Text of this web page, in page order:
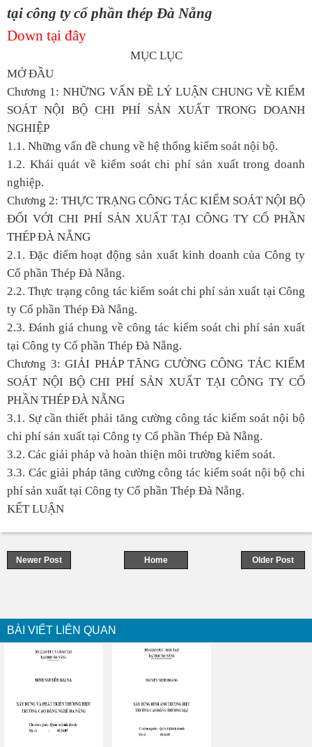
tại công ty cổ phần thép Đà Nẵng
Down tại đây
MỤC LỤC
MỞ ĐẦU
Chương 1: NHỮNG VẤN ĐỀ LÝ LUẬN CHUNG VỀ KIỂM
SOÁT NỘI BỘ CHI PHÍ SẢN XUẤT TRONG DOANH
NGHIỆP
1.1. Những vấn đề chung về hệ thống kiểm soát nội bộ.
1.2. Khái quát về kiểm soát chi phí sản xuất trong doanh
nghiệp.
Chương 2: THỰC TRẠNG CÔNG TÁC KIỂM SOÁT NỘI BỘ
ĐỐI VỚI CHI PHÍ SẢN XUẤT TẠI CÔNG TY CỔ PHẦN
THÉP ĐÀ NẴNG
2.1. Đặc điểm hoạt động sản xuất kinh doanh của Công ty
Cổ phần Thép Đà Nẵng.
2.2. Thực trạng công tác kiểm soát chi phí sản xuất tại Công
ty Cổ phần Thép Đà Nẵng.
2.3. Đánh giá chung về công tác kiểm soát chi phí sản xuất
tại Công ty Cổ phần Thép Đà Nẵng.
Chương 3: GIẢI PHÁP TĂNG CƯỜNG CÔNG TÁC KIỂM
SOÁT NỘI BỘ CHI PHÍ SẢN XUẤT TẠI CÔNG TY CỔ
PHẦN THÉP ĐÀ NẴNG
3.1. Sự cần thiết phải tăng cường công tác kiểm soát nội bộ
chi phí sản xuất tại Công ty Cổ phần Thép Đà Nẵng.
3.2. Các giải pháp và hoàn thiện môi trường kiểm soát.
3.3. Các giải pháp tăng cường công tác kiểm soát nội bộ chi
phí sản xuất tại Công ty Cổ phần Thép Đà Nẵng.
KẾT LUẬN
Newer Post Older Post
Home
BÀI VIẾT LIÊN QUAN